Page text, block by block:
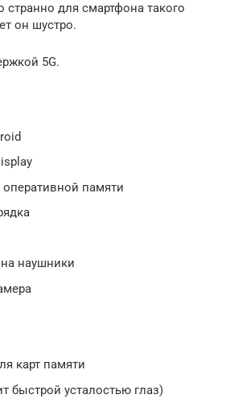
странно для смартфона такого
он шустро.
5G.
оперативной памяти
наушники
карт памяти
быстрой усталостью глаз)